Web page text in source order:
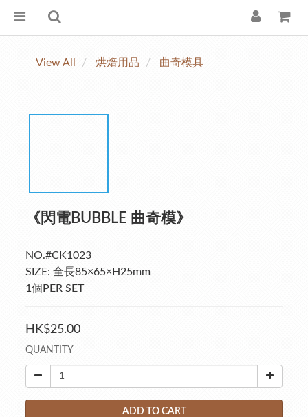
View All 烘焙用品 曲奇模具
《閃電BUBBLE 曲奇模》
NO.#CK1023
SIZE: 全長85×65×H25mm
1個PER SET
HK$25.00
QUANTITY
ADD TO CART